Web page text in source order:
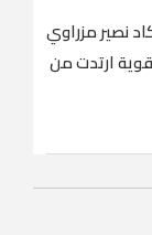
نصير مزراوي
19 ⁠بتسديدة قوية ارتدت من